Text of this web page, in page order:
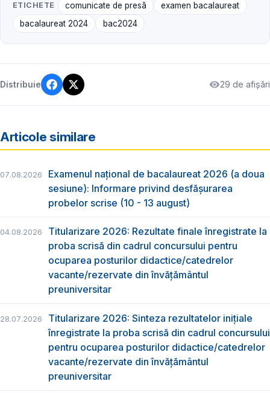
ETICHETE comunicate de presă
examen bacalaureat
bacalaureat 2024
bac2024
Distribuie 29 de afișări
Articole similare
07.08.2026
Examenul național de bacalaureat 2026 (a doua
sesiune): Informare privind desfășurarea
probelor scrise (10 - 13 august)
04.08.2026
Titularizare 2026: Rezultate finale înregistrate la
proba scrisă din cadrul concursului pentru
ocuparea posturilor didactice/catedrelor
vacante/rezervate din învăţământul
preuniversitar
28.07.2026
Titularizare 2026: Sinteza rezultatelor inițiale
înregistrate la proba scrisă din cadrul concursului
pentru ocuparea posturilor didactice/catedrelor
vacante/rezervate din învăţământul
preuniversitar